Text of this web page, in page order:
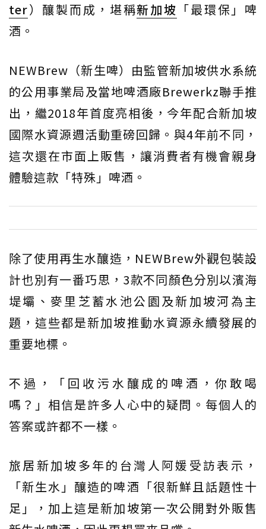
ter）釀製而成，堪稱新加坡 「最環保」啤
酒。
NEWBrew（新生啤）由監管新加坡供水系統
的公用事業局及當地啤酒廠Brewerkz聯手推
出，繼2018年首度亮相後，今年配合新加坡
國際水資源週活動重磅回歸。與4年前不同，
這次還在市面上販售，讓消費者有機會親身
體驗這款「特殊」啤酒。
除了使用再生水釀造，NEWBrew外觀包裝設
計也別有一番巧思，3款不同顏色分別以濱海
堤壩、麥里芝蓄水池公園及新加坡河為主
題，這些都是新加坡推動水資源永續發展的
重要地標。
不過，「回收污水釀成的啤酒，你敢喝
嗎？」相信是許多人心中的疑問。每個人的
答案或許都不一樣。
旅居新加坡多年的台灣人阿媛受訪表示，
「新生水」釀造的啤酒「很新鮮且話題性十
足」，加上這是新加坡第一次公開對外販售